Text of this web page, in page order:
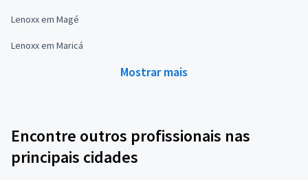
Lenoxx em Magé
Lenoxx em Maricá
Mostrar mais
Encontre outros profissionais nas
principais cidades